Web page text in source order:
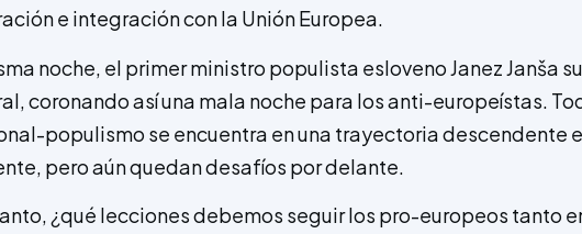
e integración con la Unión Europea.
noche, el primer ministro populista esloveno Janez Janša
coronando así una mala noche para los anti-europeístas.
populismo se encuentra en una trayectoria descendente
pero aún quedan desafíos por delante.
¿qué lecciones debemos seguir los pro-europeos tanto